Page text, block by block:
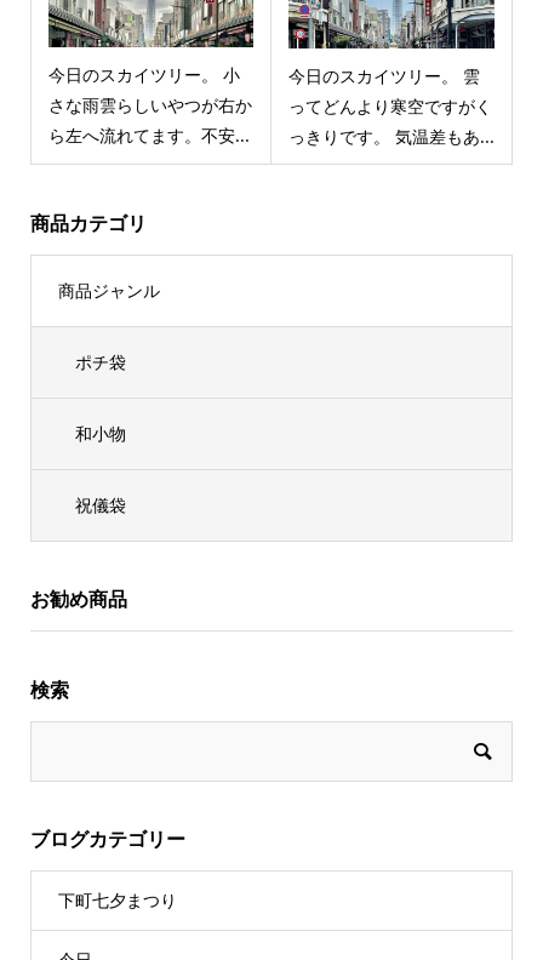
今日のスカイツリー。 小
さな雨雲らしいやつが右か
ら左へ流れてます。不安...
今日のスカイツリー。 雲
ってどんより寒空ですがく
っきりです。 気温差もあ...
商品カテゴリ
商品ジャンル
ポチ袋
和小物
祝儀袋
お勧め商品
検索
ブログカテゴリー
下町七夕まつり